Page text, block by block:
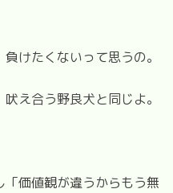
けたくないって思うの。
え合う野良犬と同じよ。
価値観が違うからもう無